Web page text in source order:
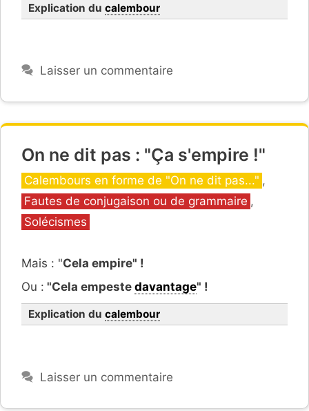
Explication du calembour
Laisser un commentaire
On ne dit pas : "Ça s'empire !"
Catégories
Calembours en forme de "On ne dit pas..." ,
Fautes de conjugaison ou de grammaire ,
Solécismes
Mais : "Cela empire" !
Ou : "Cela empeste davantage" !
Explication du calembour
Laisser un commentaire